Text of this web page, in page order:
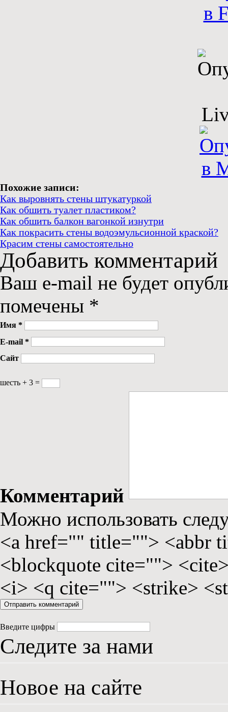
Похожие записи:
Как выровнять стены штукатуркой
Как обшить туалет пластиком?
Как обшить балкон вагонкой изнутри
Как покрасить стены водоэмульсионной краской?
Красим стены самостоятельно
Добавить комментарий
Ваш e-mail не будет
помечены *
Имя *
E-mail *
Сайт
шесть + 3 =
Комментарий
Можно использовать
<a href="" title=""> <abbr
<blockquote cite="">
<i> <q cite=""> <strike>
Введите цифры
Следите за нами
Новое на сайте